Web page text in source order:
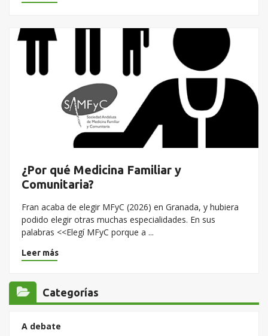
¿Por qué Medicina Familiar y
Comunitaria?
Fran acaba de elegir MFyC (2026) en Granada, y hubiera
podido elegir otras muchas especialidades. En sus
palabras <<Elegí MFyC porque a ...
Leer más
Categorías
A debate